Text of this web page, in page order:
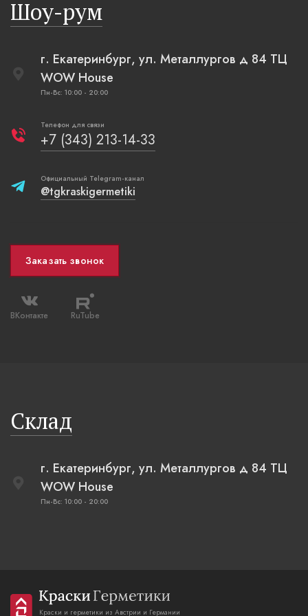
Шоу-рум
г. Екатеринбург, ул. Металлургов д 84 ТЦ
WOW House
Пн-Вс: 10:00 - 20:00
Телефон для связи
+7 (343) 213-14-33
Официальный Telegram-канал
@tgkraskigermetiki
Заказать звонок
ВКонтакте RuTube
Склад
г. Екатеринбург, ул. Металлургов д 84 ТЦ
WOW House
Пн-Вс: 10:00 - 20:00
Краски и герметики из Австрии и Германии